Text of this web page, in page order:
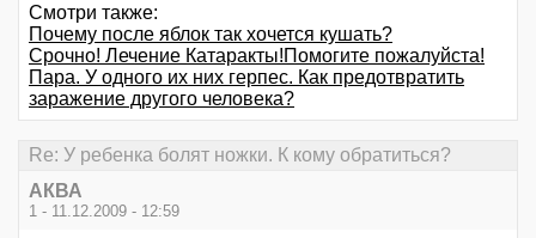
Смотри также:
Почему после яблок так хочется кушать?
Срочно! Лечение Катаракты!Помогите пожалуйста!
Пара. У одного их них герпес. Как предотвратить
заражение другого человека?
Re: У ребенка болят ножки. К кому обратиться?
АКВА
1 - 11.12.2009 - 12:59